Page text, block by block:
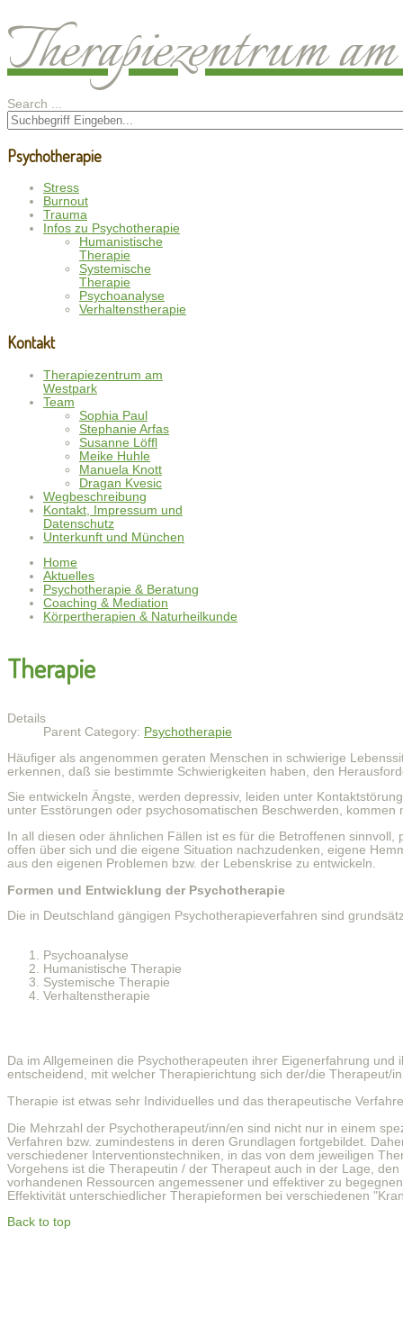
Therapiezentrum
Search ...
Psychotherapie
Stress
Burnout
Trauma
Infos zu Psychotherapie
Humanistische
Therapie
Systemische
Therapie
Psychoanalyse
Verhaltenstherapie
Kontakt
Therapiezentrum am
Westpark
Team
Sophia Paul
Stephanie Arfas
Susanne Löffl
Meike Huhle
Manuela Knott
Dragan Kvesic
Wegbeschreibung
Kontakt, Impressum und
Datenschutz
Unterkunft und München
Home
Aktuelles
Psychotherapie & Beratung
Coaching & Mediation
Körpertherapien & Naturheilkunde
Therapie
Details
Parent Category: Psychotherapie
Häufiger als angenommen geraten Menschen in schwierige
erkennen, daß sie bestimmte Schwierigkeiten haben, den
Sie entwickeln Ängste, werden depressiv, leiden unter
unter Esstörungen oder psychosomatischen Beschwerden,
In all diesen oder ähnlichen Fällen ist es für die Betroffenen
offen über sich und die eigene Situation nachzudenken, eigene
aus den eigenen Problemen bzw. der Lebenskrise zu entwickeln.
Formen und Entwicklung der Psychotherapie
Die in Deutschland gängigen Psychotherapieverfahren sind
Psychoanalyse
Humanistische Therapie
Systemische Therapie
Verhaltenstherapie
Da im Allgemeinen die Psychotherapeuten ihrer Eigenerfahrung
entscheidend, mit welcher Therapierichtung sich der/die Therapeut/
Therapie ist etwas sehr Individuelles und das therapeutische
Die Mehrzahl der Psychotherapeut/inn/en sind nicht nur in einem
Verfahren bzw. zumindestens in deren Grundlagen fortgebildet.
verschiedener Interventionstechniken, in das von dem jeweiligen
Vorgehens ist die Therapeutin / der Therapeut auch in der Lage,
vorhandenen Ressourcen angemessener und effektiver zu
Effektivität unterschiedlicher Therapieformen bei verschiedenen
Back to top